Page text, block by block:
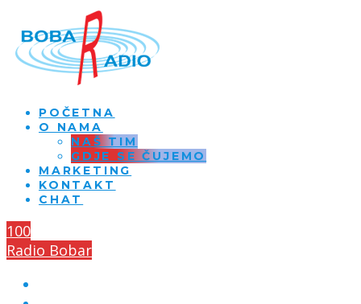
POČETNA
O NAMA
NAŠ TIM
GDJE SE ČUJEMO
MARKETING
KONTAKT
CHAT
100
Radio Bobar